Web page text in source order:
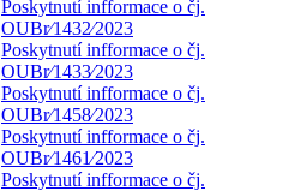
Poskytnutí infformace o čj.
OUBr⁄1432⁄2023
Poskytnutí infformace o čj.
OUBr⁄1433⁄2023
Poskytnutí infformace o čj.
OUBr⁄1458⁄2023
Poskytnutí infformace o čj.
OUBr⁄1461⁄2023
Poskytnutí infformace o čj.